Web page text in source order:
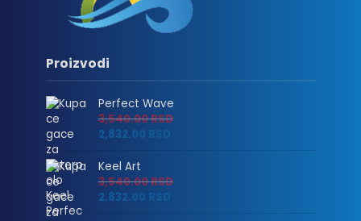
Proizvodi
Perfect Wave
3,540.00RSD
2,832.00 RSD
Keel Art
3,540.00RSD
2,832.00 RSD